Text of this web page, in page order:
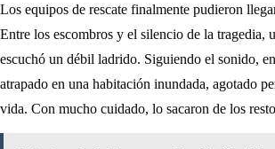
Los equipos de rescate finalmente pudieron
Entre los escombros y el silencio de la tragedia,
escuchó un débil ladrido. Siguiendo el sonido,
atrapado en una habitación inundada, agotado
vida. Con mucho cuidado, lo sacaron de los